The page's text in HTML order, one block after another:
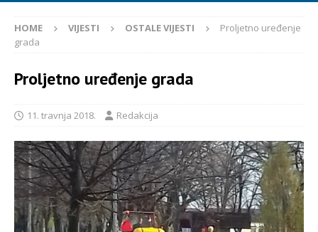
HOME VIJESTI OSTALE VIJESTI
Proljetno uređenje
grada
Proljetno uređenje grada
11. travnja 2018. Redakcija